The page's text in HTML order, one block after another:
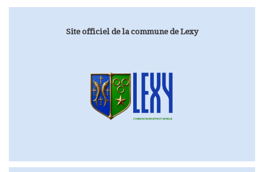
Site officiel de la commune de Lexy